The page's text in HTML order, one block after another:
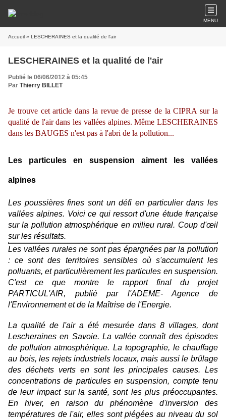
MENU
Accueil » LESCHERAINES et la qualité de l'air
LESCHERAINES et la qualité de l'air
Publié le 06/06/2012 à 05:45
Par Thierry BILLET
Je trouve cet article dans la revue de presse de la CIPRA sur la
qualité de l'air dans les vallées alpines. Même LESCHERAINES
dans les BAUGES n'est pas à l'abri de la pollution...
Les particules en suspension aiment les vallées
alpines
Les poussières fines sont un défi en particulier dans les
vallées alpines. Voici ce qui ressort d'une étude française
sur la pollution atmosphérique en milieu rural. Coup d'œil
sur les résultats.
Les vallées rurales ne sont pas épargnées par la pollution
: ce sont des territoires sensibles où s'accumulent les
polluants, et particulièrement les particules en suspension.
C'est ce que montre le rapport final du projet
PARTICUL'AIR, publié par l'ADEME- Agence de
l'Environnement et de la Maîtrise de l'Energie.
La qualité de l'air a été mesurée dans 8 villages, dont
Lescheraines en Savoie. La vallée connaît des épisodes
de pollution atmosphérique. La topographie, le chauffage
au bois, les rejets industriels locaux, mais aussi le brûlage
des déchets verts en sont les principales causes. Les
concentrations de particules en suspension, compte tenu
de leur impact sur la santé, sont les plus préoccupantes.
En hiver, en raison du phénomène d'inversion des
températures de l'air, elles sont piégées au niveau du sol